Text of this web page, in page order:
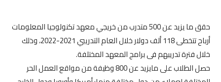
حقق ما يزيد عن 500 متدرب من خريجي معهد تكنولوجيا المعلومات
أرباح تتخطى 118 ألف دولار خلال العام التدريبي 2021-2022، وذلك
خلال فترة تدريبهم فى برامج المعهد المختلفة.
حصل الطلاب على مايزيد عن 800 وظيفة من مواقع العمل الحر